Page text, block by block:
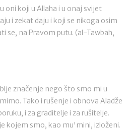
oni koji u Allaha i u onaj svijet
i zekat daju i koji se nikoga osim
se, na Pravom putu. (al-Tawbah,
značenje nego što smo mi u
Tako i rušenje i obnova Aladže
i za graditelje i za rušitelje.
kojem smo, kao mu'mini, izloženi.